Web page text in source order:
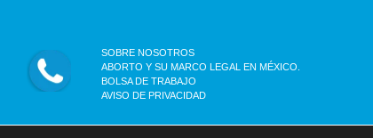
SOBRE NOSOTROS
ABORTO Y SU MARCO LEGAL EN MÉXICO.
BOLSA DE TRABAJO
AVISO DE PRIVACIDAD